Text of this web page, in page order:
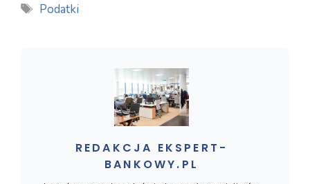
Tagi
Podatki
REDAKCJA EKSPERT-
BANKOWY.PL